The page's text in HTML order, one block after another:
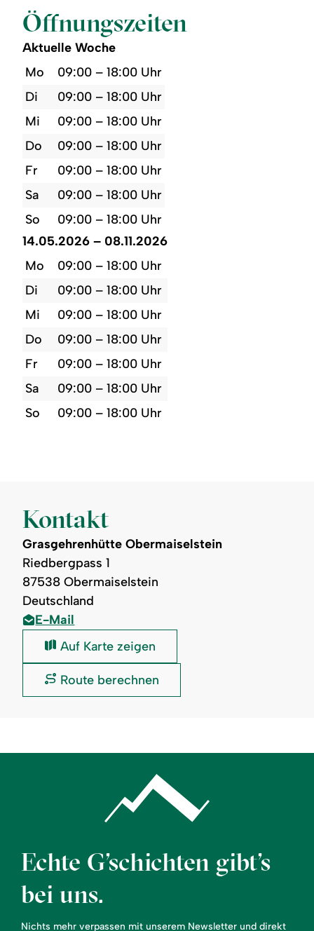
Öffnungszeiten
Aktuelle Woche
Mo
09:00 – 18:00 Uhr
Di
09:00 – 18:00 Uhr
Mi
09:00 – 18:00 Uhr
Do
09:00 – 18:00 Uhr
Fr
09:00 – 18:00 Uhr
Sa
09:00 – 18:00 Uhr
So
09:00 – 18:00 Uhr
14.05.2026 – 08.11.2026
Mo
09:00 – 18:00 Uhr
Di
09:00 – 18:00 Uhr
Mi
09:00 – 18:00 Uhr
Do
09:00 – 18:00 Uhr
Fr
09:00 – 18:00 Uhr
Sa
09:00 – 18:00 Uhr
So
09:00 – 18:00 Uhr
Kontakt
Grasgehrenhütte Obermaiselstein
Riedbergpass 1
87538 Obermaiselstein
Deutschland
E-Mail
Grasgehrenhütte
Obermaiselstein:
Auf Karte zeigen
Grasgehrenhütte
Route berechnen
Echte G’schichten gibt’s
bei uns.
Nichts mehr verpassen mit unserem Newsletter und direkt